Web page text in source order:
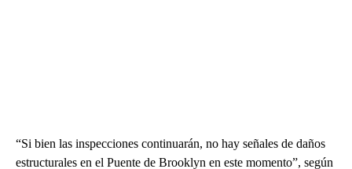
“Si bien las inspecciones continuarán, no hay señales de daños
estructurales en el Puente de Brooklyn en este momento”, según